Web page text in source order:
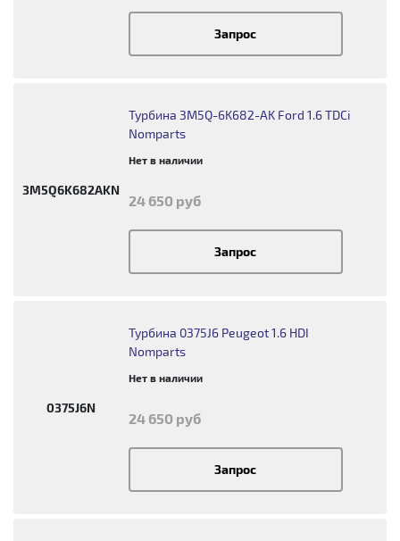
Запрос
3M5Q6K682AKN
Турбина 3M5Q-6K682-AK Ford 1.6 TDCi
Nomparts
Нет в наличии
24 650 руб
Запрос
0375J6N
Турбина 0375J6 Peugeot 1.6 HDI
Nomparts
Нет в наличии
24 650 руб
Запрос